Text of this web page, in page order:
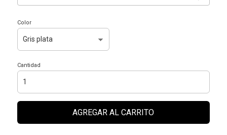
Color
Cantidad
AGREGAR AL CARRITO